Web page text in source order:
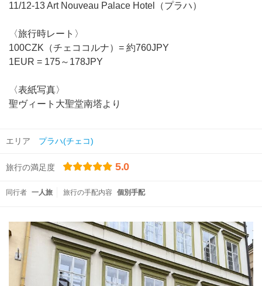
11/12-13 Art Nouveau Palace Hotel（プラハ）
〈旅行時レート〉
100CZK（チェココルナ）= 約760JPY
1EUR = 175～178JPY
〈表紙写真〉
聖ヴィート大聖堂南塔より
エリア プラハ(チェコ)
旅行の満足度 5.0
同行者 一人旅 旅行の手配内容 個別手配